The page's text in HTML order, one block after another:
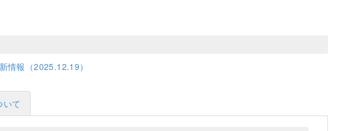
情報（2025.12.19）
て